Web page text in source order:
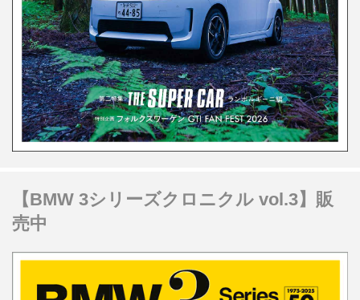
【BMW 3シリーズクロニクル vol.3】販
売中